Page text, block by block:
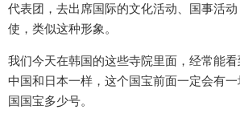
代表团，去出席国际的文化活动、国事活
使，类似这种形象。
我们今天在韩国的这些寺院里面，经常能
中国和日本一样，这个国宝前面一定会有
国国宝多少号。